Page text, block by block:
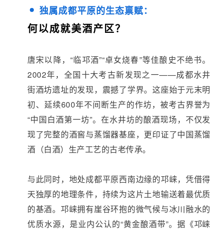
独属成都平原的生态禀赋：
何以成就美酒产区？
唐宋以降，“临邛酒”“卓女烧春”等佳酿史不绝书。
2002年，全国十大考古新发现之一——成都水井
街酒坊遗址的发现，震撼了学界。这座始于元末明
初、延续600年不间断生产的作坊，被考古界誉为
“中国白酒第一坊”。在水井坊的酿酒现场，不仅发
现了完整的酒窖与蒸馏器基座，更印证了中国蒸馏
酒（白酒）生产工艺的古老传承。
与此同时，地处成都平原西南边缘的邛崃，凭借得
天独厚的地理条件，持续为这片土地输送着最优质
的基酒。邛崃拥有崖谷环抱的微气候与冰川融水的
优质水源，是业内公认的“黄金酿酒带”。据《邛崃